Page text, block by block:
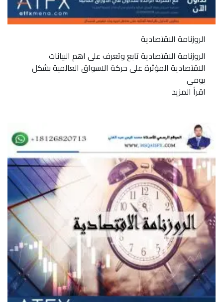
الروزنامة الاقتصادية
الروزنامة الاقتصادية تابع وتعرف على اهم البيانات
الاقتصادية المؤثرة على حركة الاسواق العالمية بشكل
يومي
اقرأ المزيد